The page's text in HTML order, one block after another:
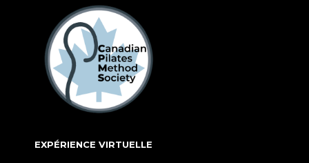
EXPÉRIENCE VIRTUELLE